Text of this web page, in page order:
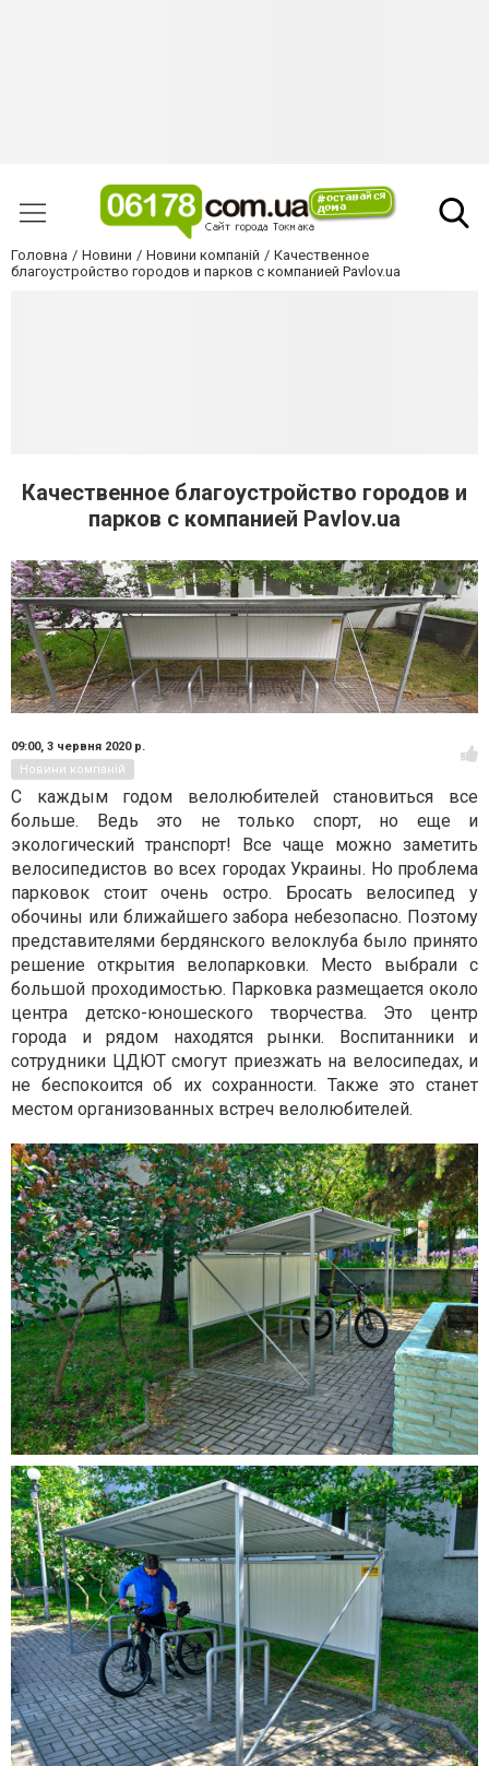
Головна Новини Новини компаній
Качественное
благоустройство городов и парков с компанией Pavlov.ua
Качественное благоустройство городов и
парков с компанией Pavlov.ua
09:00, 3 червня 2020 р.
Новини компаній
С каждым годом велолюбителей становиться все
больше. Ведь это не только спорт, но еще и
экологический транспорт! Все чаще можно заметить
велосипедистов во всех городах Украины. Но проблема
парковок стоит очень остро. Бросать велосипед у
обочины или ближайшего забора небезопасно. Поэтому
представителями бердянского велоклуба было принято
решение открытия велопарковки. Место выбрали с
большой проходимостью. Парковка размещается около
центра детско-юношеского творчества. Это центр
города и рядом находятся рынки. Воспитанники и
сотрудники ЦДЮТ смогут приезжать на велосипедах, и
не беспокоится об их сохранности. Также это станет
местом организованных встреч велолюбителей.